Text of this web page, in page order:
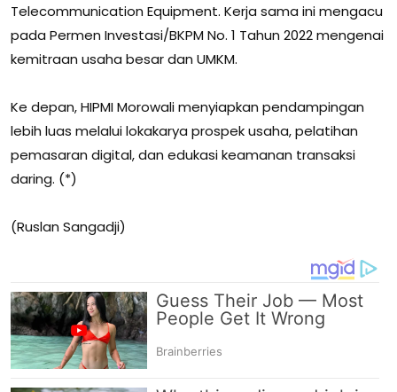
Telecommunication Equipment. Kerja sama ini mengacu
pada Permen Investasi/BKPM No. 1 Tahun 2022 mengenai
kemitraan usaha besar dan UMKM.
Ke depan, HIPMI Morowali menyiapkan pendampingan
lebih luas melalui lokakarya prospek usaha, pelatihan
pemasaran digital, dan edukasi keamanan transaksi
daring. (*)
(Ruslan Sangadji)